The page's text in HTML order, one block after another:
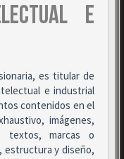
E
es titular de
e industrial
contenidos en el
imágenes,
textos, marcas o
estructura y diseño,